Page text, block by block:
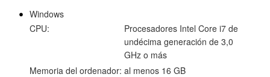
Windows
CPU:
Procesadores Intel Core i7 de
undécima generación de 3,0
GHz o más
Memoria del ordenador: al menos 16 GB